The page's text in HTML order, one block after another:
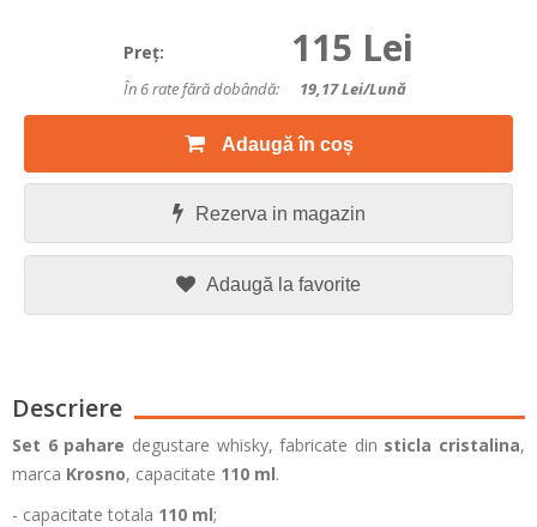
Preţ: 115 Lei
În 6 rate fără dobândă: 19,17Lei/lună
Adaugă în coș
Rezerva in magazin
Adaugă la favorite
Descriere
Set 6 pahare degustare whisky, fabricate din sticla cristalina,
marca Krosno, capacitate 110 ml.
- capacitate totala 110 ml;